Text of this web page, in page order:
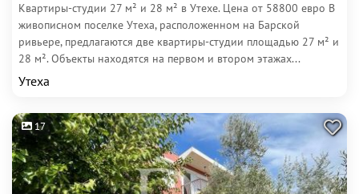
Квартиры-студии 27 м² и 28 м² в Утехе. Цена от 58800 евро В
живописном поселке Утеха, расположенном на Барской
ривьере, предлагаются две квартиры-студии площадью 27 м² и
28 м². Объекты находятся на первом и втором этажах...
Утеха
17